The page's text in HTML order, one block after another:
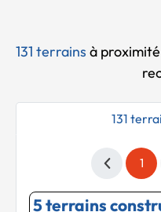
131 terrains à proximité
131
1
5 terrains